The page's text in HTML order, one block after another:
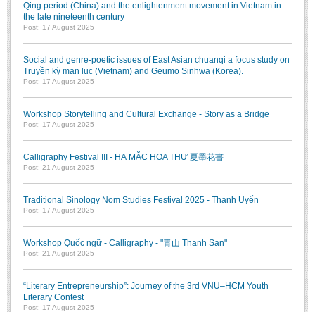
Qing period (China) and the enlightenment movement in Vietnam in
the late nineteenth century
Post: 17 August 2025
Social and genre-poetic issues of East Asian chuanqi a focus study on
Truyền kỳ mạn lục (Vietnam) and Geumo Sinhwa (Korea).
Post: 17 August 2025
Workshop Storytelling and Cultural Exchange - Story as a Bridge
Post: 17 August 2025
Calligraphy Festival III - HẠ MẶC HOA THƯ 夏墨花書
Post: 21 August 2025
Traditional Sinology Nom Studies Festival 2025 - Thanh Uyển
Post: 17 August 2025
Workshop Quốc ngữ - Calligraphy - "青山 Thanh San"
Post: 21 August 2025
“Literary Entrepreneurship”: Journey of the 3rd VNU–HCM Youth
Literary Contest
Post: 17 August 2025